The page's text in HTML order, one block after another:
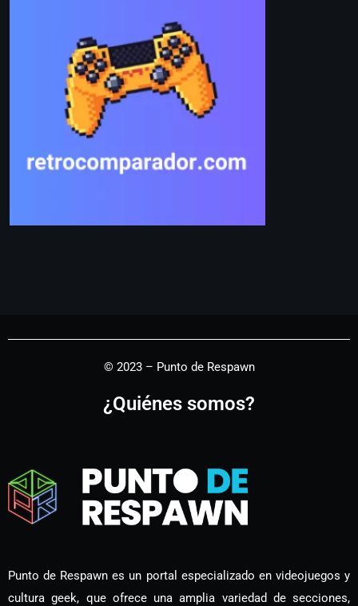
© 2023 – Punto de Respawn
¿Quiénes somos?
Punto de Respawn es un portal especializado en videojuegos y
cultura geek, que ofrece una amplia variedad de secciones,